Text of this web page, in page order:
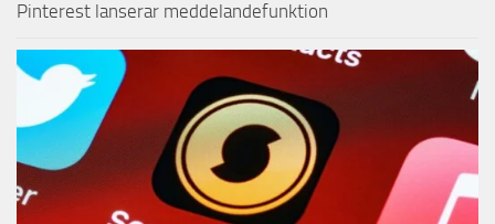
Pinterest lanserar meddelandefunktion